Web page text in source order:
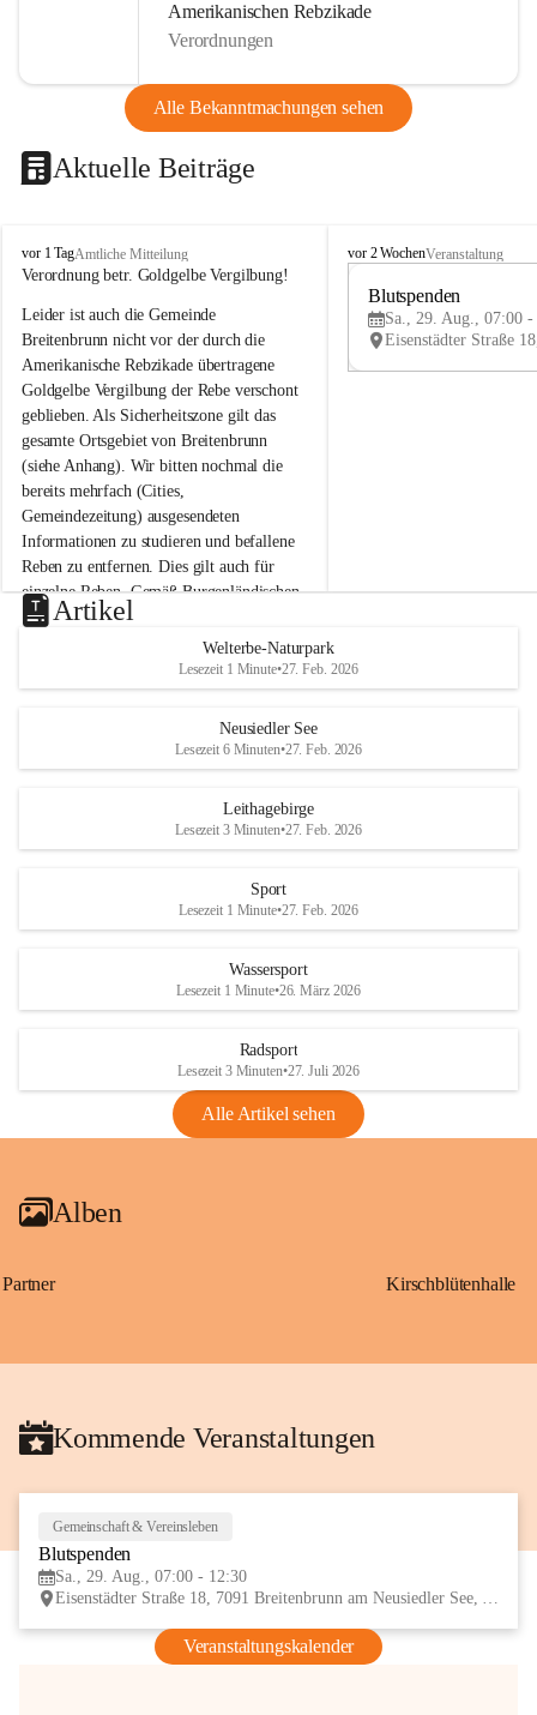
Amerikanischen Rebzikade
Verordnungen
Alle Bekanntmachungen sehen
Aktuelle Beiträge
B
r
i
t
e
n
b
r
u
n
n
a
m
N
e
u
s
d
S
vor 1 TagAmtliche Mitteilung
Verordnung betr. Goldgelbe Vergilbung!
Leider ist auch die Gemeinde
Breitenbrunn nicht vor der durch die
Amerikanische Rebzikade übertragene
Goldgelbe Vergilbung der Rebe verschont
geblieben. Als Sicherheitszone gilt das
gesamte Ortsgebiet von Breitenbrunn
(siehe Anhang). Wir bitten nochmal die
bereits mehrfach (Cities,
Gemeindezeitung) ausgesendeten
Informationen zu studieren und befallene
Reben zu entfernen. Dies gilt auch für
einzelne Reben. Gemäß Burgenländischen
Weinbaugesetz sind nicht gepflegte oder
unzulässige Weingärten zu roden! Bitte
helfen wir zusammen um unsere Winzer
vor den prognostizierten Ernteausfällen
und den daraus folgenden wirtschaftlichen
Maßnahmen zur Bekämpfung
Rebe und der Amerikanischen
Anhang VBl. EU Nr. 18
1 Seite•1,4 MB
VBl. EU Nr. 18_2026
B
e
u
e
d
r
S
vor 2 WochenVeranstaltung
Blutspenden
Sa., 29. Aug., 07:00 -
Artikel
Welterbe-Naturpark
Lesezeit 1 Minute•27. Feb. 2026
Neusiedler See
Lesezeit 6 Minuten•27. Feb. 2026
Leithagebirge
Lesezeit 3 Minuten•27. Feb. 2026
Sport
Lesezeit 1 Minute•27. Feb. 2026
Wassersport
Lesezeit 1 Minute•26. März 2026
Radsport
Lesezeit 3 Minuten•27. Juli 2026
Alle Artikel sehen
Alben
Partner Kirschblütenhalle
Kommende Veranstaltungen
Gemeinschaft & Vereinsleben
Blutspenden
Sa., 29. Aug., 07:00 - 12:30
Eisenstädter Straße 18, 7091 Breitenbrunn am Neusiedler See, AUT
Veranstaltungskalender